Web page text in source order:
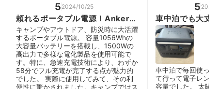
5 2024/10/25
頼れるポータブル電源！Anker
Solix C1000
キャンプやアウトドア、防災時に大活躍
するポータブル電源。 容量1056Whの
大容量バッテリーを搭載し、1500Wの
高出力で多様な電化製品を使用可能で
す。特に、急速充電技術により、わずか
58分でフル充電が完了する点が魅力的
でした。 実際に使用してみて、その利
便性に驚かされました。キャンプではス
5
車中泊でも大丈
車中泊で毎回使っ
て行って電子レン
容量でした。 太陽